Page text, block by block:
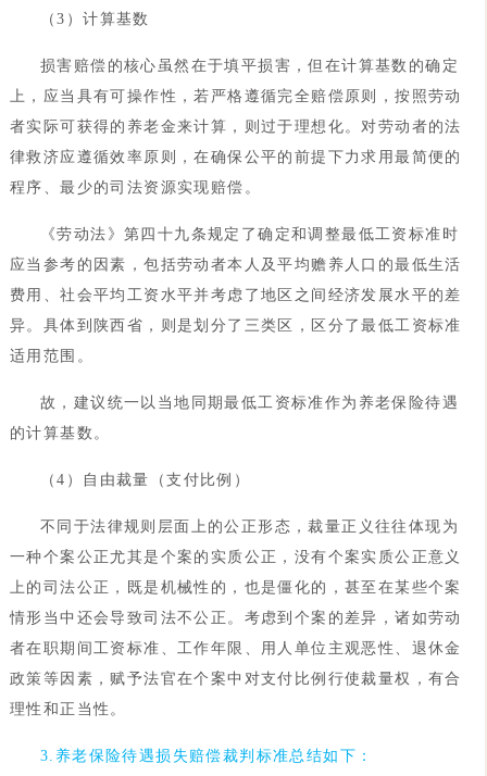
（3）计算基数
损害赔偿的核心虽然在于填平损害，但在计算基数的确定
上，应当具有可操作性，若严格遵循完全赔偿原则，按照劳动
者实际可获得的养老金来计算，则过于理想化。对劳动者的法
律救济应遵循效率原则，在确保公平的前提下力求用最简便的
程序、最少的司法资源实现赔偿。
《劳动法》第四十九条规定了确定和调整最低工资标准时
应当参考的因素，包括劳动者本人及平均赡养人口的最低生活
费用、社会平均工资水平并考虑了地区之间经济发展水平的差
异。具体到陕西省，则是划分了三类区，区分了最低工资标准
适用范围。
故，建议统一以当地同期最低工资标准作为养老保险待遇
的计算基数。
（4）自由裁量（支付比例）
不同于法律规则层面上的公正形态，裁量正义往往体现为
一种个案公正尤其是个案的实质公正，没有个案实质公正意义
上的司法公正，既是机械性的，也是僵化的，甚至在某些个案
情形当中还会导致司法不公正。考虑到个案的差异，诸如劳动
者在职期间工资标准、工作年限、用人单位主观恶性、退休金
政策等因素，赋予法官在个案中对支付比例行使裁量权，有合
理性和正当性。
3.养老保险待遇损失赔偿裁判标准总结如下：